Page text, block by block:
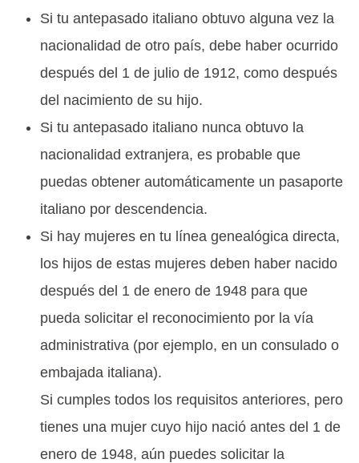
Si tu antepasado italiano obtuvo alguna vez la
nacionalidad de otro país, debe haber ocurrido
después del 1 de julio de 1912, como después
del nacimiento de su hijo.
Si tu antepasado italiano nunca obtuvo la
nacionalidad extranjera, es probable que
puedas obtener automáticamente un pasaporte
italiano por descendencia.
Si hay mujeres en tu línea genealógica directa,
los hijos de estas mujeres deben haber nacido
después del 1 de enero de 1948 para que
pueda solicitar el reconocimiento por la vía
administrativa (por ejemplo, en un consulado o
embajada italiana).
Si cumples todos los requisitos anteriores, pero
tienes una mujer cuyo hijo nació antes del 1 de
enero de 1948, aún puedes solicitar la